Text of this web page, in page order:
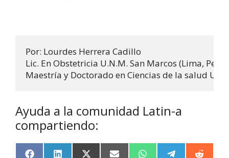
Por: Lourdes Herrera Cadillo
Lic. En Obstetricia U.N.M. San Marcos (Lima, Perú)
Maestría y Doctorado en Ciencias de la salud
Ayuda a la comunidad Latin-a
compartiendo: